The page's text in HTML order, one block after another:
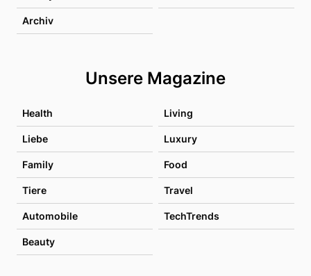
Archiv
Unsere Magazine
Health Living
Liebe Luxury
Family Food
Tiere Travel
Automobile TechTrends
Beauty